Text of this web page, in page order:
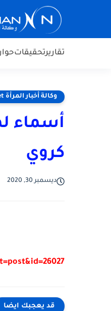
تقاريرتحقيقات
وكالة أخبار المرأة www.wonews.net info@wonews.net
أسماء
كروي
ديسمبر 30, 2020
قد يعجبك ايضا